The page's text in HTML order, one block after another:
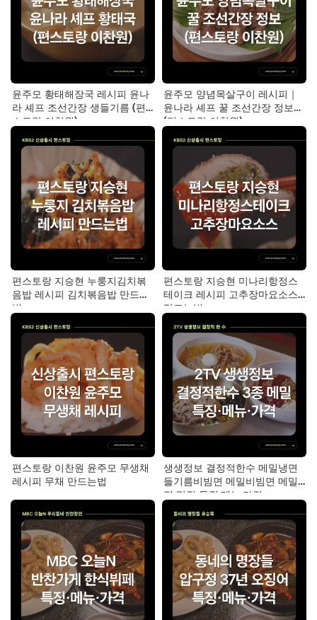
윤주모 황태해장국 레시피 윤나
라 셰프 조선간장 생들기름 (편
스토랑 이찬원)
윤주모 양념목살구이 레시피｜
윤나라 셰프 꿀 조선간장 정보
(편스토랑 이찬원)
편스토랑 지승현 누룽지김치볶
음밥 레시피 김치볶음밥 만드는
법
편스토랑 지승현 미나리항정스
테이크 레시피 고추장마요소스
만드는법
편스토랑 이찬원 윤주모 무생채
레시피 무채 만드는법
생생정보 결정적한수 메밀냉면
들기름비빔면 메밀비빔면 메밀
면 맛집 특징·메뉴·가격